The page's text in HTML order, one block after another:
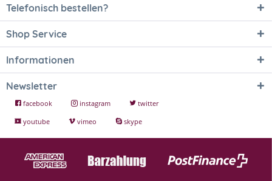
Telefonisch bestellen?
Shop Service
Informationen
Newsletter
facebook instagram
twitter
youtube
vimeo skype